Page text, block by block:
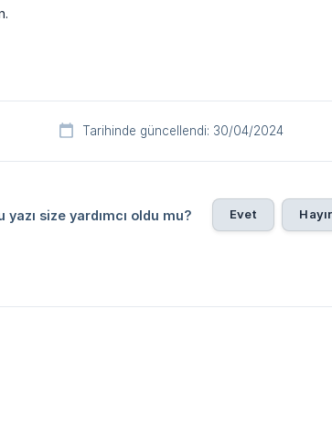
Tarihinde güncellendi: 30/04/2024
yazı size yardımcı oldu mu? Evet Hayır